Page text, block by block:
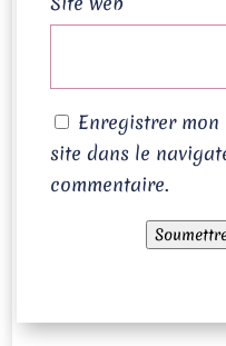
Enregistrer
site dans le
commentaire.